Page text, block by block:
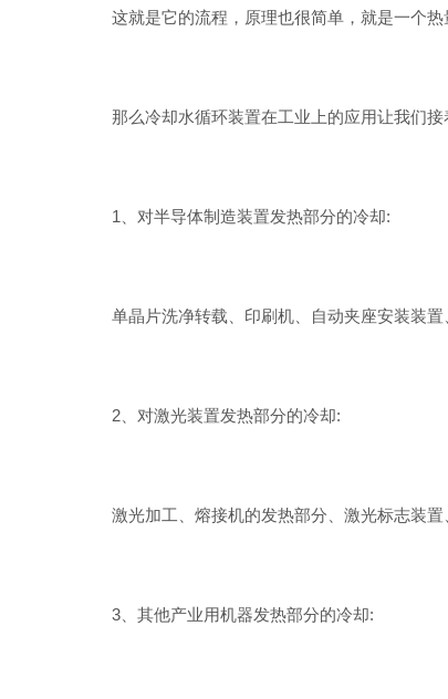
这就是它的流程，原理也很简单，就是一个热
那么冷却水循环装置在工业上的应用让我们接
1、对半导体制造装置发热部分的冷却:
单晶片洗净转载、印刷机、自动夹座安装装置
2、对激光装置发热部分的冷却:
激光加工、熔接机的发热部分、激光标志装置
3、其他产业用机器发热部分的冷却: